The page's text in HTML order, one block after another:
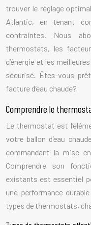
trouver le réglage
Atlantic, en tenant
contraintes. Nous
thermostats, les
d’énergie et les
sécurisé. Êtes-vous
facture d’eau chaude?
Comprendre le
Le thermostat est
votre ballon d’eau
commandant la mise
Comprendre son
existants est essentiel
une performance
types de thermostats,